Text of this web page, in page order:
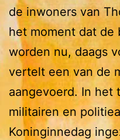
de inwoners van
het moment dat de
worden nu, daags
vertelt een van de
aangevoerd. In het
militairen en
Koninginnedag